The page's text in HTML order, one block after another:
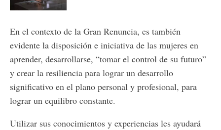
En el contexto de la Gran Renuncia, es también
evidente la disposición e iniciativa de las mujeres en
aprender, desarrollarse, “tomar el control de su futuro”
y crear la resiliencia para lograr un desarrollo
significativo en el plano personal y profesional, para
lograr un equilibro constante.
Utilizar sus conocimientos y experiencias les ayudará